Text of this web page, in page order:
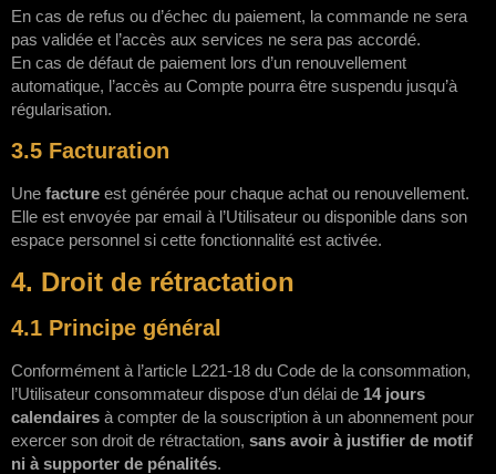
En cas de refus ou d’échec du paiement, la commande ne sera
pas validée et l’accès aux services ne sera pas accordé.
En cas de défaut de paiement lors d’un renouvellement
automatique, l’accès au Compte pourra être suspendu jusqu’à
régularisation.
3.5 Facturation
Une facture est générée pour chaque achat ou renouvellement.
Elle est envoyée par email à l’Utilisateur ou disponible dans son
espace personnel si cette fonctionnalité est activée.
4. Droit de rétractation
4.1 Principe général
Conformément à l’article L221-18 du Code de la consommation,
l’Utilisateur consommateur dispose d’un délai de 14 jours
calendaires à compter de la souscription à un abonnement pour
exercer son droit de rétractation, sans avoir à justifier de motif
ni à supporter de pénalités.